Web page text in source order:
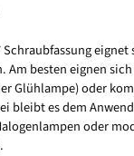
Schraubfassung
besten eignen
Glühlampe) oder
bleibt es dem
oder